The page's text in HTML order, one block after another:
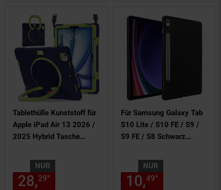
Tablethülle Kunststoff für
Apple iPad Air 13 2026 /
2025 Hybrid Tasche
NUR
28,29* € Sternchen
Für Samsung Galaxy Tab
S10 Lite / S10 FE / S9 /
S9 FE / S8 Schwarz
NUR
10,49*